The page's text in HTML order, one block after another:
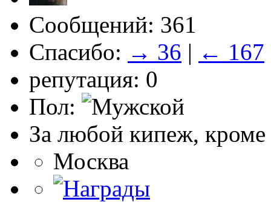
Сообщений: 361
Спасибо: → 36 | ← 167
репутация: 0
Пол:
За любой кипеж, кроме
Москва